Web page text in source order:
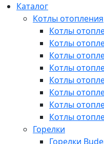
Каталог
Котлы отопления
Котлы
Котлы
Котлы
Котлы
Котлы
Котлы
Котлы
Котлы
Горелки
Горелки